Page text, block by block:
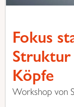
Fokus
Köpfe
Workshop von